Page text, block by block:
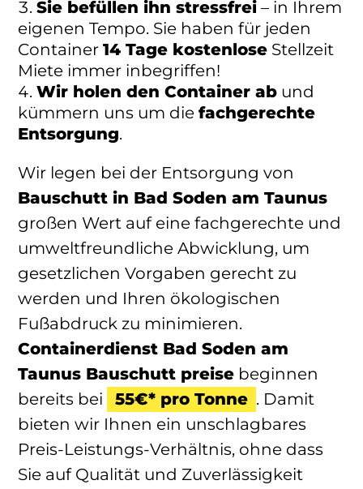
Sie befüllen ihn stressfrei – in Ihrem
eigenen Tempo. Sie haben für jeden
Container 14 Tage kostenlose Stellzeit
Miete immer inbegriffen!
Wir holen den Container ab und
kümmern uns um die fachgerechte
Entsorgung.
Wir legen bei der Entsorgung von
Bauschutt in Bad Soden am Taunus
großen Wert auf eine fachgerechte und
umweltfreundliche Abwicklung, um
gesetzlichen Vorgaben gerecht zu
werden und Ihren ökologischen
Fußabdruck zu minimieren.
Containerdienst Bad Soden am
Taunus Bauschutt preise beginnen
bereits bei
55€* pro Tonne . Damit
bieten wir Ihnen ein unschlagbares
Preis-Leistungs-Verhältnis, ohne dass
Sie auf Qualität und Zuverlässigkeit